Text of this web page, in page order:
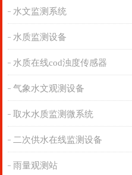
水文监测系统
水质监测设备
水质在线cod浊度传感器
气象水文观测设备
取水水质监测微系统
二次供水在线监测设备
雨量观测站